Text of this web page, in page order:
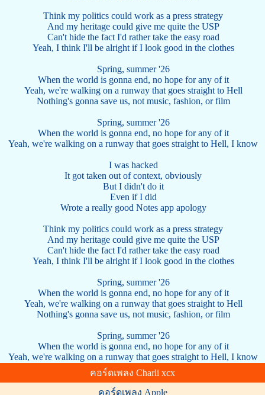
Think my politics could work as a press strategy
And my heritage could give me quite the USP
Can't hide the fact I'd rather take the easy road
Yeah, I think I'll be alright if I look good in the clothes
Spring, summer '26
When the world is gonna end, no hope for any of it
Yeah, we're walking on a runway that goes straight to Hell
Nothing's gonna save us, not music, fashion, or film
Spring, summer '26
When the world is gonna end, no hope for any of it
Yeah, we're walking on a runway that goes straight to Hell, I know
I was hacked
It got taken out of context, obviously
But I didn't do it
Even if I did
Wrote a really good Notes app apology
Think my politics could work as a press strategy
And my heritage could give me quite the USP
Can't hide the fact I'd rather take the easy road
Yeah, I think I'll be alright if I look good in the clothes
Spring, summer '26
When the world is gonna end, no hope for any of it
Yeah, we're walking on a runway that goes straight to Hell
Nothing's gonna save us, not music, fashion, or film
Spring, summer '26
When the world is gonna end, no hope for any of it
Yeah, we're walking on a runway that goes straight to Hell, I know
คอร์ดเพลง Charli xcx
คอร์ดเพลง Apple